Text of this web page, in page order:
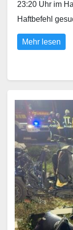
23:20 Uhr im
Haftbefehl
Mehr lesen